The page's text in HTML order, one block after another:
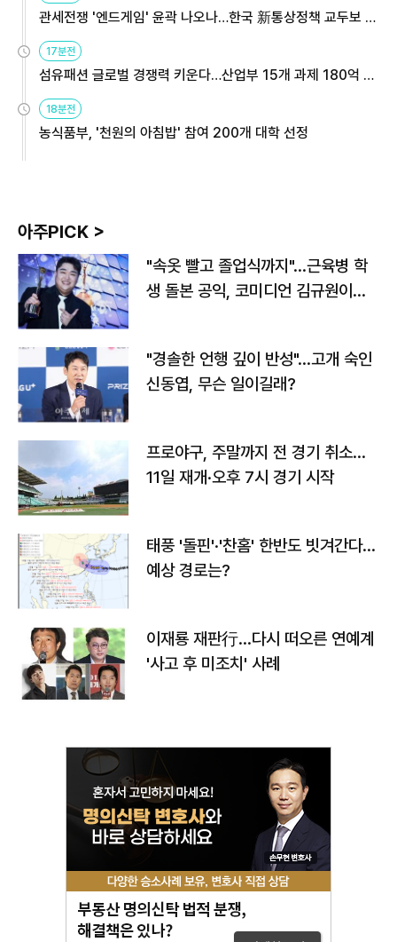
관세전쟁 '엔드게임' 윤곽 나오나…한국 新통상정책 교두보 활
17분전
섬유패션 글로벌 경쟁력 키운다…산업부 15개 과제 180억 지
18분전
농식품부, '천원의 아침밥' 참여 200개 대학 선정
아주PICK >
"속옷 빨고 졸업식까지"…근육병 학
생 돌본 공익, 코미디언 김규원이었
"경솔한 언행 깊이 반성"…고개 숙인
신동엽, 무슨 일이길래?
프로야구, 주말까지 전 경기 취소…
11일 재개·오후 7시 경기 시작
태풍 '돌핀'·'찬홈' 한반도 빗겨간다…
예상 경로는?
이재룡 재판行…다시 떠오른 연예계
'사고 후 미조치' 사례